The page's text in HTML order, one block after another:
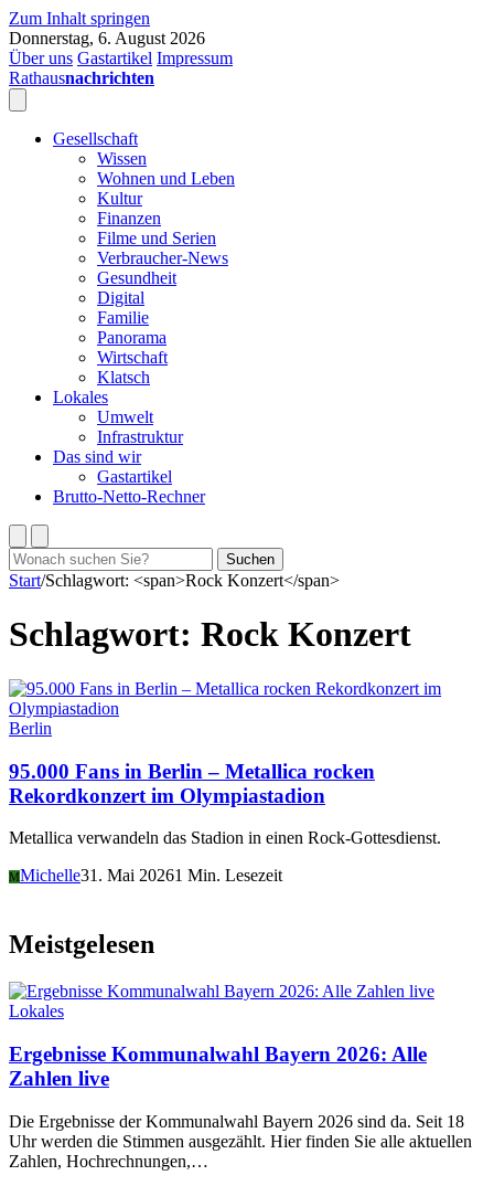
Zum Inhalt springen
Donnerstag, 6. August 2026
Über uns Gastartikel Impressum
Rathausnachrichten
Gesellschaft
Wissen
Wohnen und Leben
Kultur
Finanzen
Filme und Serien
Verbraucher-News
Gesundheit
Digital
Familie
Panorama
Wirtschaft
Klatsch
Lokales
Umwelt
Infrastruktur
Das sind wir
Gastartikel
Brutto-Netto-Rechner
Suchen
nach:
Suchen
Start/Schlagwort: <span>Rock Konzert</span>
Schlagwort: Rock Konzert
Berlin
95.000 Fans in Berlin – Metallica rocken
Rekordkonzert im Olympiastadion
Metallica verwandeln das Stadion in einen Rock-Gottesdienst.
MMichelle31. Mai 20261 Min. Lesezeit
Meistgelesen
Lokales
Ergebnisse Kommunalwahl Bayern 2026: Alle
Zahlen live
Die Ergebnisse der Kommunalwahl Bayern 2026 sind da. Seit 18
Uhr werden die Stimmen ausgezählt. Hier finden Sie alle aktuellen
Zahlen, Hochrechnungen,…